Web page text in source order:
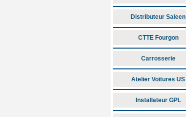
Distributeur Saleen
CTTE Fourgon
Carrosserie
Atelier Voitures US
Installateur GPL